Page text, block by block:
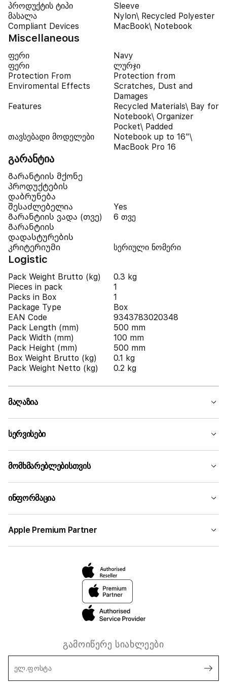
პროდუქტის ტიპი
Sleeve
მასალა
Nylon\ Recycled Polyester
Compliant Devices
MacBook\ Notebook
Miscellaneous
ფერი
Navy
ფერი
ლურჯი
Protection From
Enviromental Effects
Protection from
Scratches, Dust and
Damages
Features
Recycled Materials\ Bay for
Notebook\ Organizer
Pocket\ Padded
თავსებადი მოდელები
Notebook up to 16"\
MacBook Pro 16
გარანტია
Გარანტიის მქონე
პროდუქტების
დაბრუნება
შესაძლებელია
Yes
Გარანტიის ვადა (თვე)
6 თვე
Გარანტიის
დადასტურების
კრიტერიუმი
სერიული ნომერი
Logistic
Pack Weight Brutto (kg)
0.3 kg
Pieces in pack
1
Packs in Box
1
Package Type
Box
EAN Code
9343783020348
Pack Length (mm)
500 mm
Pack Width (mm)
100 mm
Pack Height (mm)
500 mm
Box Weight Brutto (kg)
0.1 kg
Pack Weight Netto (kg)
0.2 kg
მაღაზია
სერვისები
მომხმარებლებისთვის
ინფორმაცია
Apple Premium Partner
გამოიწერე სიახლეები
ელ.ფოსტა